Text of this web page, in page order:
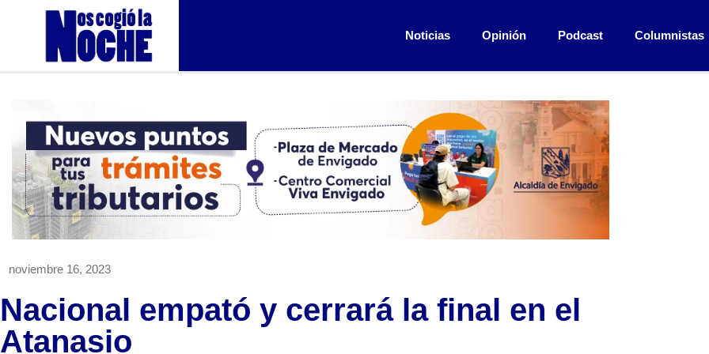
Noticias Opinión Podcast Columnistas
noviembre 16, 2023
Nacional empató y cerrará la final en el
Atanasio